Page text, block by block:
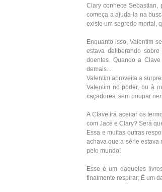
Clary conhece Sebastian,
começa a ajuda-la na
existe um segredo mortal,
Enquanto isso, Valentim
estava deliberando
doentes. Quando a
demais...
Valentim aproveita a
Valentim no poder, ou à
caçadores, sem poupar
A Clave irá aceitar os
com Jace e Clary? Será
Essa e muitas outras
achava que a série estava
pelo mundo!
Esse é um daqueles
finalmente respirar; É um